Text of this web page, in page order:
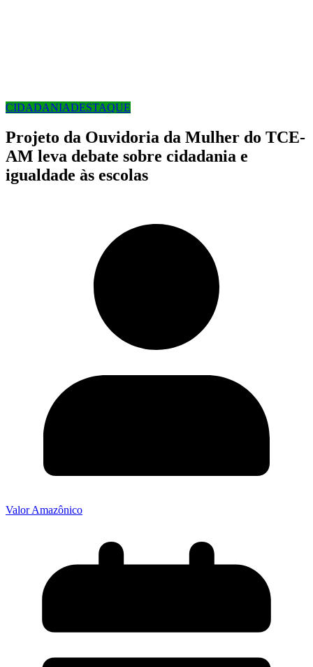
CIDADANIADESTAQUE
Projeto da Ouvidoria da Mulher do TCE-
AM leva debate sobre cidadania e
igualdade às escolas
Valor Amazônico